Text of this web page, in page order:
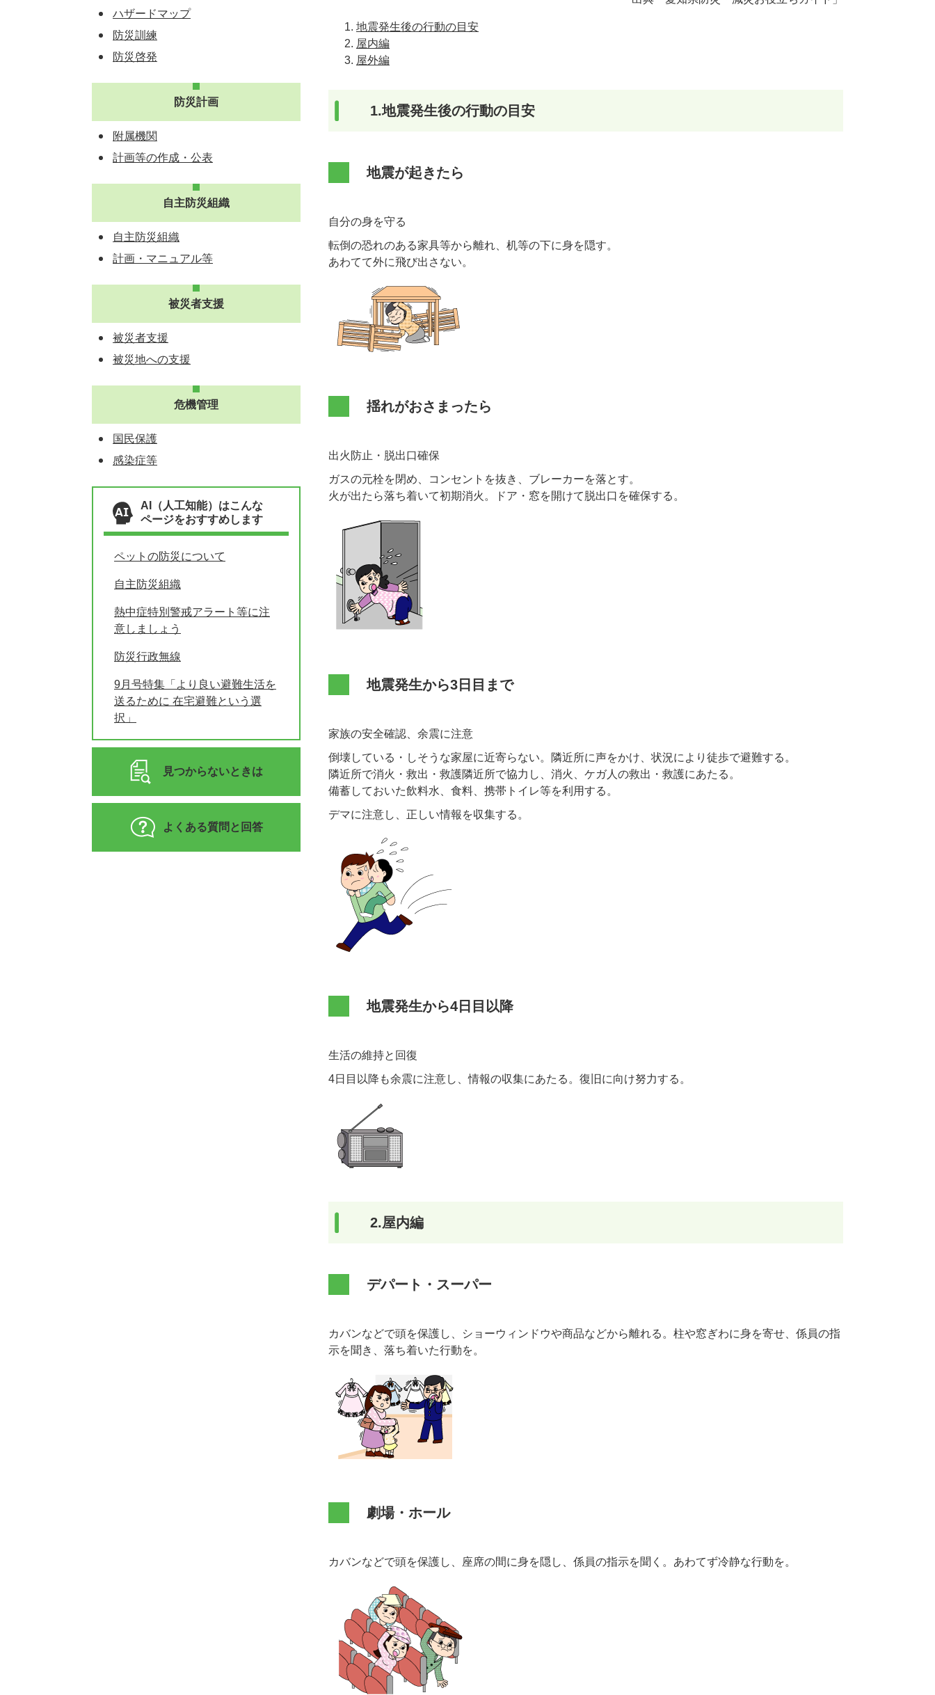
地震発生後の行動の目安
屋内編
屋外編
1.地震発生後の行動の目安
地震が起きたら
自分の身を守る
​転倒の恐れのある家具等から離れ、机等の下に身を隠す。
あわてて外に飛び出さない。​
揺れがおさまったら
出火防止・脱出口確保
ガスの元栓を閉め、コンセントを抜き、ブレーカーを落とす。
火が出たら落ち着いて初期消火。ドア・窓を開けて脱出口を確保する。
​地震発生から3日目まで
家族の安全確認、余震に注意
倒壊している・しそうな家屋に近寄らない。隣近所に声をかけ、状況により徒歩で避難する。
隣近所で消火・救出・救護隣近所で協力し、消火、ケガ人の救出・救護にあたる。
備蓄しておいた飲料水、食料、携帯トイレ等を利用する。
デマに注意し、正しい情報を収集する。
地震発生から4日目以降
生活の維持と回復
4日目以降も余震に注意し、情報の収集にあたる。復旧に向け努力する。
2.屋内編
デパート・スーパー
カバンなどで頭を保護し、ショーウィンドウや商品などから離れる。柱や窓ぎわに身を寄せ、係員の指
示を聞き、落ち着いた行動を。
劇場・ホール
カバンなどで頭を保護し、座席の間に身を隠し、係員の指示を聞く。あわてず冷静な行動を。
ハザードマップ
防災訓練
防災啓発
防災計画
附属機関
計画等の作成・公表
自主防災組織
自主防災組織
計画・マニュアル等
被災者支援
被災者支援
被災地への支援
危機管理
国民保護
感染症等
AI（人工知能）はこんな
ページをおすすめします
ペットの防災について
自主防災組織
熱中症特別警戒アラート等に注
意しましょう
防災行政無線
9月号特集「より良い避難生活を
送るために 在宅避難という選
択」
見つからないときは
よくある質問と回答